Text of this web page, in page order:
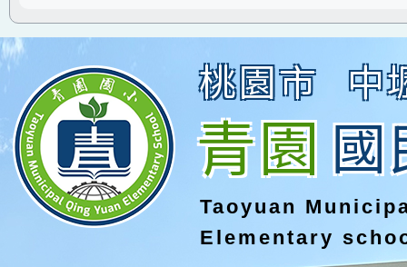
桃園市 中
青園國
Taoyuan
Elementary